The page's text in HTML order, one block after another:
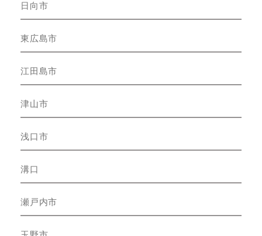
日向市
東広島市
江田島市
津山市
浅口市
溝口
瀬戸内市